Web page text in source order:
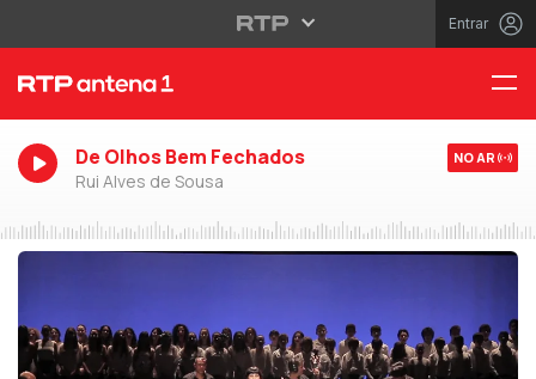
Entrar
De Olhos Bem Fechados
Rui Alves de Sousa
NO AR